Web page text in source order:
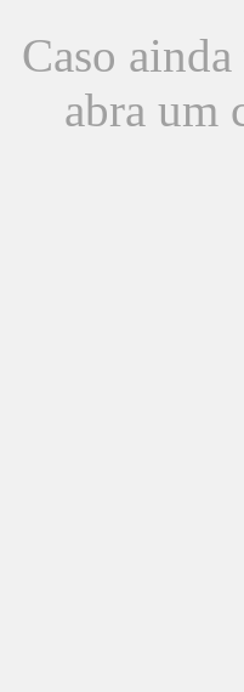
Caso
abra um